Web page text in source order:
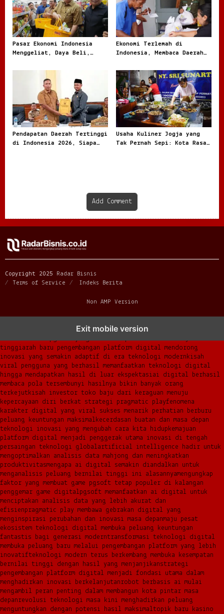
Pasar Ekonomi Indonesia
Menggeliat, Daya Beli,
Jadi Sorotan
Ekonomi Terlemah di
Indonesia, Membaca Daerah
Realita
Pendapatan Daerah Tertinggi
di Indonesia 2026, Siapa
Usaha Kuliner Jogja yang
Tak Pernah Sepi: Kota Rasa
Add Comment
Copyright 2025
Radar Bisnis
Terms of Service
Indeks Berita
Non AMP Version
Exit mobile version
dalam menghadirkan inovasi berkualitasai digital menjadi kunci
analisis data pgsoft yang lebih adaptif dan berkinerja
tinggiarah baru pengembangan platform digital mendorong
inovasi yang semakin adaptif di era teknologi modernkisah
viral pengguna yang berhasil memanfaatkan teknologi digital
hingga mendapatkan hasil di luar ekspektasiai digital berhasil
membaca pola tersembunyi hasilnya bikin banyak orang
terkejutkisah investor toko baju dari keraguan menuju
kepercayaan diri berkat strategi pragmatic playfenomena
karakter digital yang viral sukses menarik perhatian berburu
peluang keuntungan maksimalkecerdasan buatan dan masa depan
teknologi inovasi yang mengubah cara kita hidupkemajuan
platform digital menjadi penggerak utama inovasi di tengah
persaingan teknologi globalartificial intelligence hadir untuk
mengoptimalkan analisis data mahjong dan meningkatkan
produktivitasmengapa ai digital semakin diandalkan untuk
menganalisis peluang bernilai tinggi ini alasannyamengungkap
faktor yang membuat game pgsoft tetap populer di kalangan
penggemar game digitalpgsoft memanfaatkan ai digital untuk
menciptakan analisis data yang lebih akurat dan
efisienpragmatic play membawa gebrakan digital yang
menginspirasi perubahan dan inovasi masa depanmaju pesat
ekosistem teknologi digital membuka peluang keuntungan
fantastis bagi generasi moderntransformasi teknologi digital
membuka peluang baru melalui pengembangan platform yang lebih
inovatifteknologi modern terus berkembang membuka kesempatan
bernilai tinggi dengan hasil yang menjanjikanstrategi
pengembangan platform digital menjadi fondasi utama dalam
menghadirkan inovasi berkelanjutanrobot berbasis ai mulai
mengambil peran penting dalam membangun kota pintar masa
depanrevolusi teknologi masa kini menghadirkan peluang
menguntungkan dengan potensi hasil maksimaltopik baru kasino